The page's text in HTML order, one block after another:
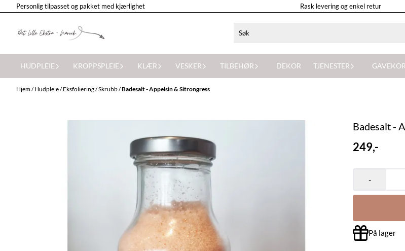
Hopp til innhold
Personlig tilpasset og pakket med kjærlighet Rask levering og enkel retur
HUDPLEIE KROPPSPLEIE KLÆR VESKER TILBEHØR DEKOR TJENESTER
Hjem/Hudpleie/Eksfoliering / Skrubb/Badesalt - Appelsin & Sitrongress
Badesalt -
249,-
-
På lager